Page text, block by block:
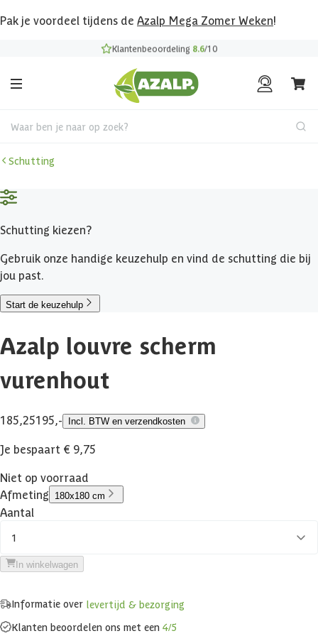
Pak je voordeel tijdens de Azalp Mega Zomer Weken!
Klantenbeoordeling 8.6/10
Waar ben je naar op zoek?
Schutting
Schutting kiezen?
Gebruik onze handige keuzehulp en vind de schutting die bij
jou past.
Start de keuzehulp
Azalp louvre scherm
vurenhout
185,25195,- Incl. BTW en verzendkosten
Je bespaart € 9,75
Niet op voorraad
Afmeting
180x180 cm
Aantal
1
In winkelwagen
Informatie over levertijd & bezorging
Klanten beoordelen ons met een 4/5